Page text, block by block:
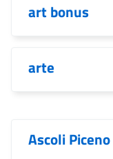
art bonus
arte
Ascoli Piceno